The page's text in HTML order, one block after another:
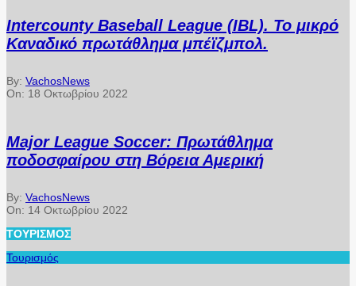
Intercounty Baseball League (IBL). Το μικρό
Καναδικό πρωτάθλημα μπέϊζμπολ.
By: VachosNews
On: 18 Οκτωβρίου 2022
Major League Soccer: Πρωτάθλημα
ποδοσφαίρου στη Βόρεια Αμερική
By: VachosNews
On: 14 Οκτωβρίου 2022
ΤΟΥΡΙΣΜΌΣ
Τουρισμός